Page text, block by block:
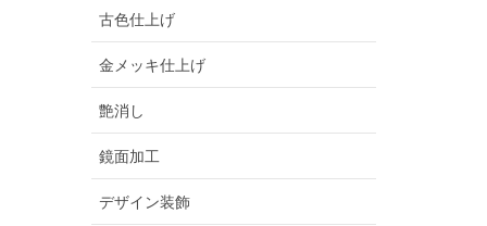
古色仕上げ
金メッキ仕上げ
艶消し
鏡面加工
デザイン装飾